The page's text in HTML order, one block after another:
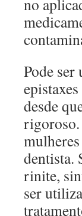
no
Pode ser
desde
rigoroso.
dentista.
rinite,
ser